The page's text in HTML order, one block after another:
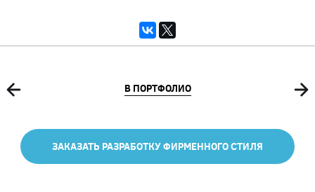
В ПОРТФОЛИО
ЗАКАЗАТЬ РАЗРАБОТКУ ФИРМЕННОГО СТИЛЯ